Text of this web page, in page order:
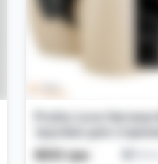
Pretty Love Harness
600 грн